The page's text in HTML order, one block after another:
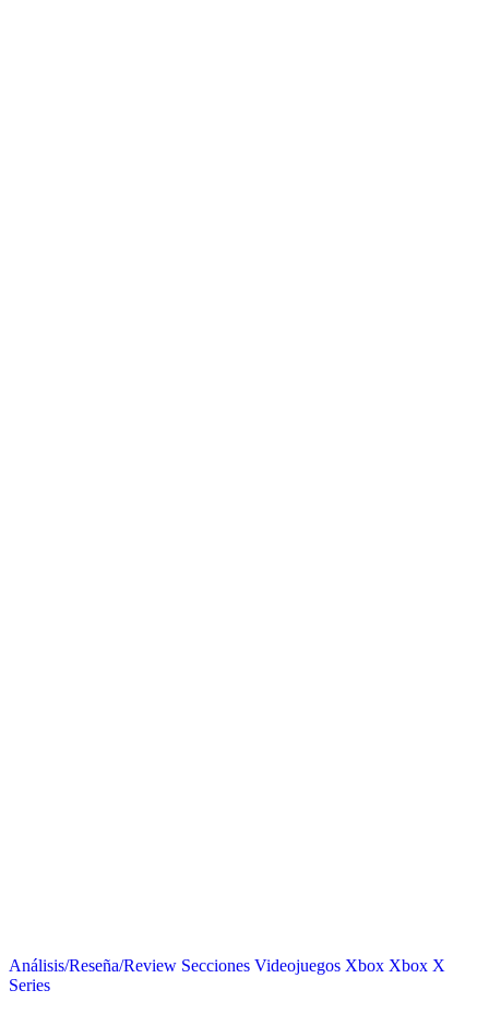
Análisis/Reseña/Review Secciones Videojuegos Xbox Xbox X
Series